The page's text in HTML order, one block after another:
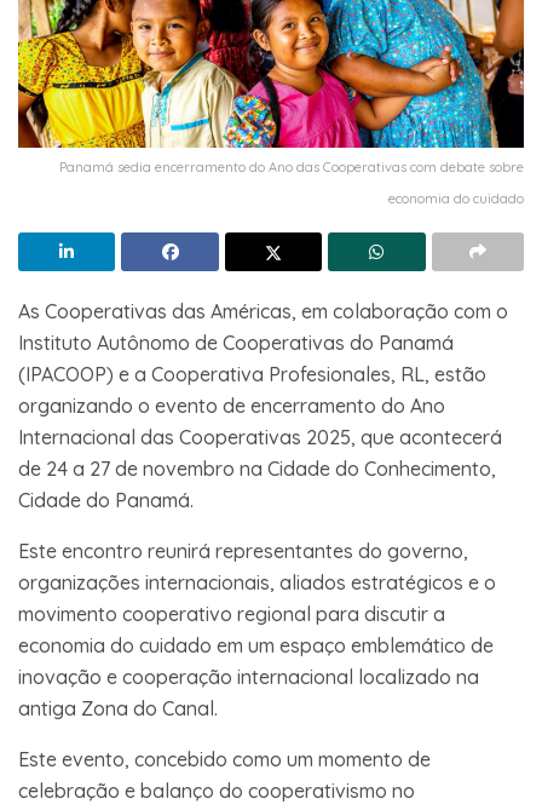
Panamá sedia encerramento do Ano das Cooperativas com debate sobre
economia do cuidado
As Cooperativas das Américas, em colaboração com o
Instituto Autônomo de Cooperativas do Panamá
(IPACOOP) e a Cooperativa Profesionales, RL, estão
organizando o evento de encerramento do Ano
Internacional das Cooperativas 2025, que acontecerá
de 24 a 27 de novembro na Cidade do Conhecimento,
Cidade do Panamá.
Este encontro reunirá representantes do governo,
organizações internacionais, aliados estratégicos e o
movimento cooperativo regional para discutir a
economia do cuidado em um espaço emblemático de
inovação e cooperação internacional localizado na
antiga Zona do Canal.
Este evento, concebido como um momento de
celebração e balanço do cooperativismo no